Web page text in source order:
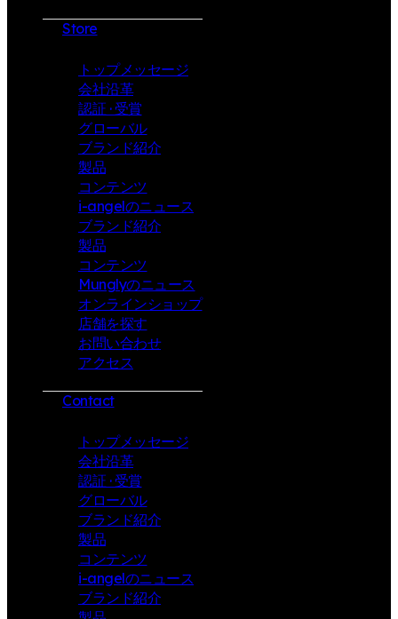
Store
トップメッセージ
会社沿革
認証 · 受賞
グローバル
ブランド紹介
製品
コンテンツ
i-angelのニュース
ブランド紹介
製品
コンテンツ
Munglyのニュース
オンラインショップ
店舗を探す
お問い合わせ
アクセス
Contact
トップメッセージ
会社沿革
認証 · 受賞
グローバル
ブランド紹介
製品
コンテンツ
i-angelのニュース
ブランド紹介